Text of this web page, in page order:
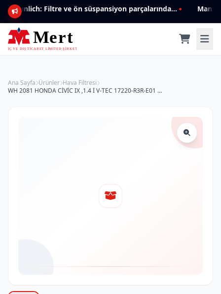
Mannlich: Filtre ve ön süspansiyon parçalarında genişleyen ürün yelpazesiyle kalite ve güven.
Ana Sayfa Ürünler Hava Filtresi
WH 2081 HONDA CİVİC IX ,1.4 İ V-TEC 17220-R3R-E01 Hava Filtresi